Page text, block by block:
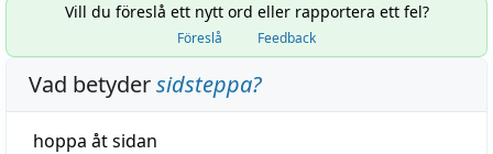
Vill du föreslå ett nytt ord eller rapportera ett fel?
Föreslå Feedback
Vad betydersidsteppa?
hoppa åt sidan